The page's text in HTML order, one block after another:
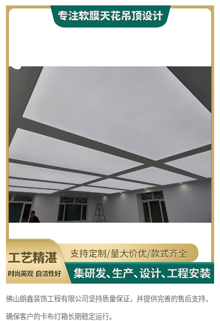
佛山朗鑫装饰工程有限公司坚持质量保证，并提供完善的售后支持，
确保客户的卡布灯箱长期稳定运行。